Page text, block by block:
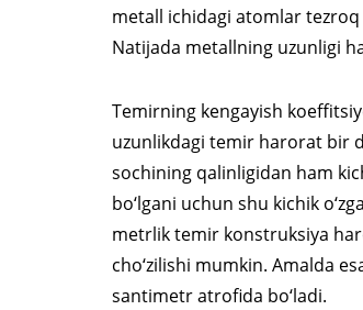
metall ichidagi atomlar
Natijada metallning uzunligi
Temirning kengayish
uzunlikdagi temir harorat bir
sochining qalinligidan ham
bo‘lgani uchun shu kichik
metrlik temir konstruksiya
cho‘zilishi mumkin. Amalda
santimetr atrofida bo‘ladi.